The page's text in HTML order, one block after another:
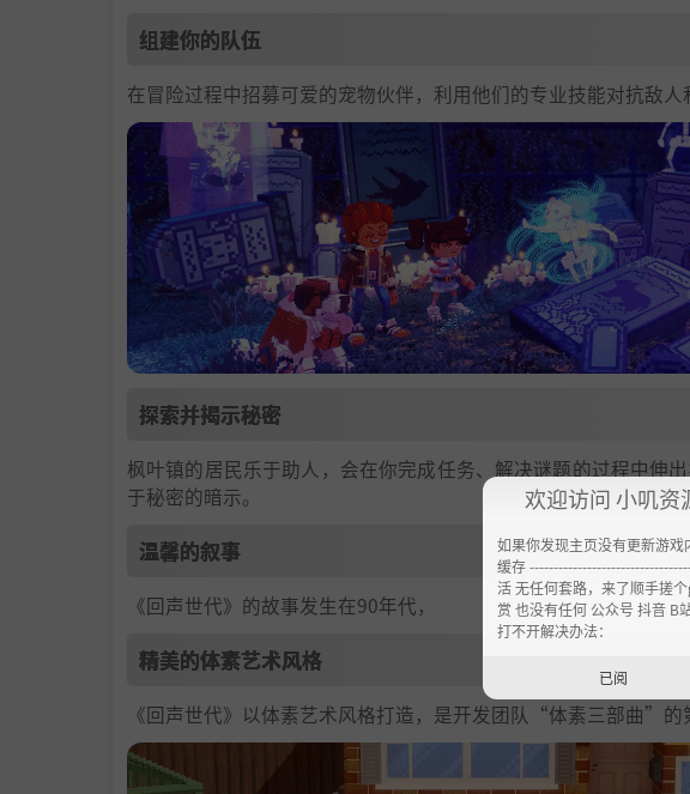
组建你的队伍
在冒险过程中招募可爱的宠物伙伴，利用他们的专业技能对抗敌人
探索并揭示秘密
枫叶镇的居民乐于助人，会在你完成任务、解决谜题的过程中伸
于秘密的暗示。
温馨的叙事
《回声世代》的故事发生在90年代，
精美的体素艺术风格
《回声世代》以体素艺术风格打造，是开发团队“体素三部曲”的
欢迎访问 小叽资
如果你发现主页没有更新游
缓存
活 无任何套路，来了顺手搓
赏 也没有任何 公众号 抖音 B
打不开解决办法：
已阅